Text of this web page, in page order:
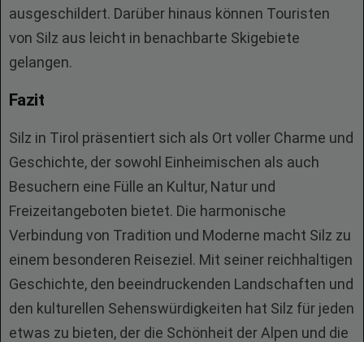
ausgeschildert. Darüber hinaus können Touristen
von Silz aus leicht in benachbarte Skigebiete
gelangen.
Fazit
Silz in Tirol präsentiert sich als Ort voller Charme und
Geschichte, der sowohl Einheimischen als auch
Besuchern eine Fülle an Kultur, Natur und
Freizeitangeboten bietet. Die harmonische
Verbindung von Tradition und Moderne macht Silz zu
einem besonderen Reiseziel. Mit seiner reichhaltigen
Geschichte, den beeindruckenden Landschaften und
den kulturellen Sehenswürdigkeiten hat Silz für jeden
etwas zu bieten, der die Schönheit der Alpen und die